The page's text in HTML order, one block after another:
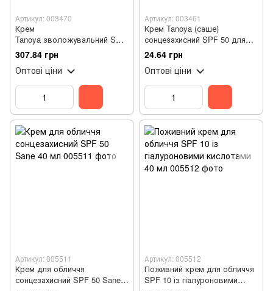
Артикул: 003470
Крем
Tanoya зволожувальний SPF
20, 50 мл
307.84 грн
Оптові ціни
Артикул: 003461
Крем Tanoya (саше)
сонцезахисний SPF 50 для
обличчя і тіла всіх типів
шкіри, 4 мл
24.64 грн
Оптові ціни
Артикул: 005511
Крем для обличчя
сонцезахисний SPF 50 Sane
Артикул: 005512
Поживний крем для обличчя
SPF 10 із гіалуроновими